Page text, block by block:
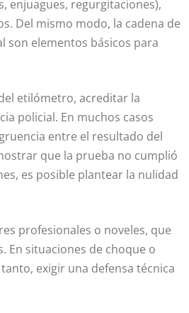
enjuagues, regurgitaciones),
Del mismo modo, la cadena de
son elementos básicos para
etilómetro, acreditar la
policial. En muchos casos
entre el resultado del
que la prueba no cumplió
es posible plantear la nulidad
profesionales o noveles, que
En situaciones de choque o
exigir una defensa técnica